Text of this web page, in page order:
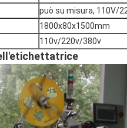
può su misura, 110V/
1800x80x1500mm
110v/220v/380v